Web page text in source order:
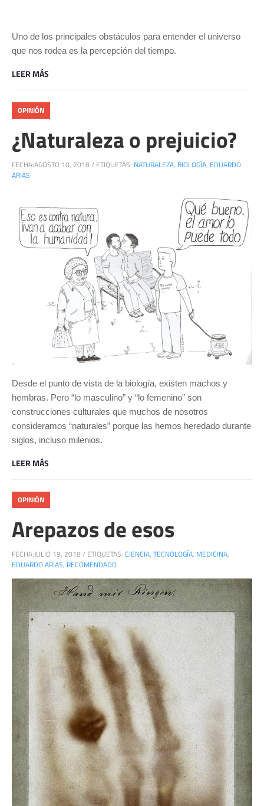
Uno de los principales obstáculos para entender el universo
que nos rodea es la percepción del tiempo.
LEER MÁS
OPINIÓN
¿Naturaleza o prejuicio?
FECHA:AGOSTO 10, 2018/ ETIQUETAS: NATURALEZA, BIOLOGÍA, EDUARDO
ARIAS
Desde el punto de vista de la biología, existen machos y
hembras. Pero “lo masculino” y “lo femenino” son
construcciones culturales que muchos de nosotros
consideramos “naturales” porque las hemos heredado durante
siglos, incluso milenios.
LEER MÁS
OPINIÓN
Arepazos de esos
FECHA:JULIO 19, 2018/ ETIQUETAS: CIENCIA, TECNOLOGÍA, MEDICINA,
EDUARDO ARIAS, RECOMENDADO